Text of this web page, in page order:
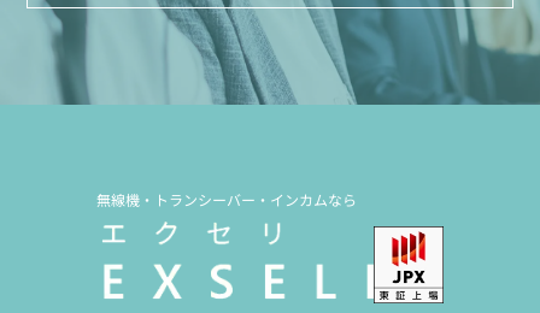
無線機・トランシーバー・インカムなら